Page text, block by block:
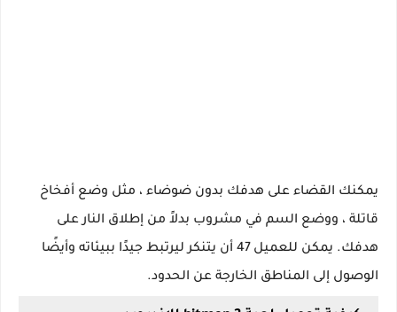
يمكنك القضاء على هدفك بدون ضوضاء ، مثل وضع أفخاخ
قاتلة ، ووضع السم في مشروب بدلاً من إطلاق النار على
هدفك. يمكن للعميل 47 أن يتنكر ليرتبط جيدًا ببيئاته وأيضًا
الوصول إلى المناطق الخارجة عن الحدود.